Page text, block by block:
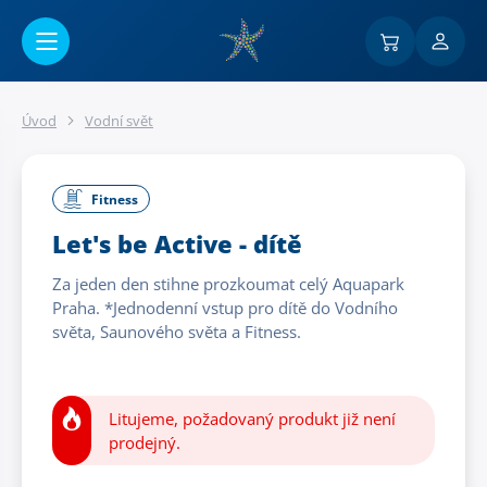
Úvod Vodní svět
Fitness
Let's be Active - dítě
Za jeden den stihne prozkoumat celý Aquapark
Praha. *Jednodenní vstup pro dítě do Vodního
světa, Saunového světa a Fitness.
Litujeme, požadovaný produkt již není
prodejný.